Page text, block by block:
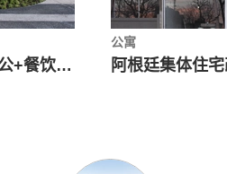
阿兹特克电视台园区凉亭，办公+餐饮+市场 / a|911
公寓